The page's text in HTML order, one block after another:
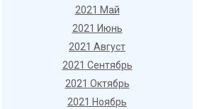
2021 Май
2021 Июнь
2021 Август
2021 Сентябрь
2021 Октябрь
2021 Ноябрь